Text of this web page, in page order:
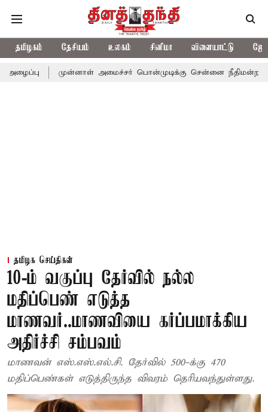
தமிழகம் தேசியம் உலகம் சினிமா விளையாட்டு
முன்னாள் அமைச்சர் பொன்முடிக்கு சென்னை நீதிமன்றம் பிடிவாராண்ட்
தமிழக செய்திகள்
10-ம் வகுப்பு தேர்வில் நல்ல
மதிப்பெண் எடுத்த
மாணவர்..மாணவியை கர்ப்பமாக்கிய
அதிர்ச்சி சம்பவம்
மாணவன் எஸ்.எஸ்.எல்.சி. தேர்வில் 500-க்கு 470
மதிப்பெண்கள் எடுத்திருந்த விவரம் தெரியவந்துள்ளது.